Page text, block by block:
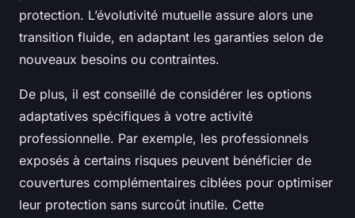
protection. L’évolutivité mutuelle assure alors une
transition fluide, en adaptant les garanties selon de
nouveaux besoins ou contraintes.
De plus, il est conseillé de considérer les options
adaptatives spécifiques à votre activité
professionnelle. Par exemple, les professionnels
exposés à certains risques peuvent bénéficier de
couvertures complémentaires ciblées pour optimiser
leur protection sans surcoût inutile. Cette